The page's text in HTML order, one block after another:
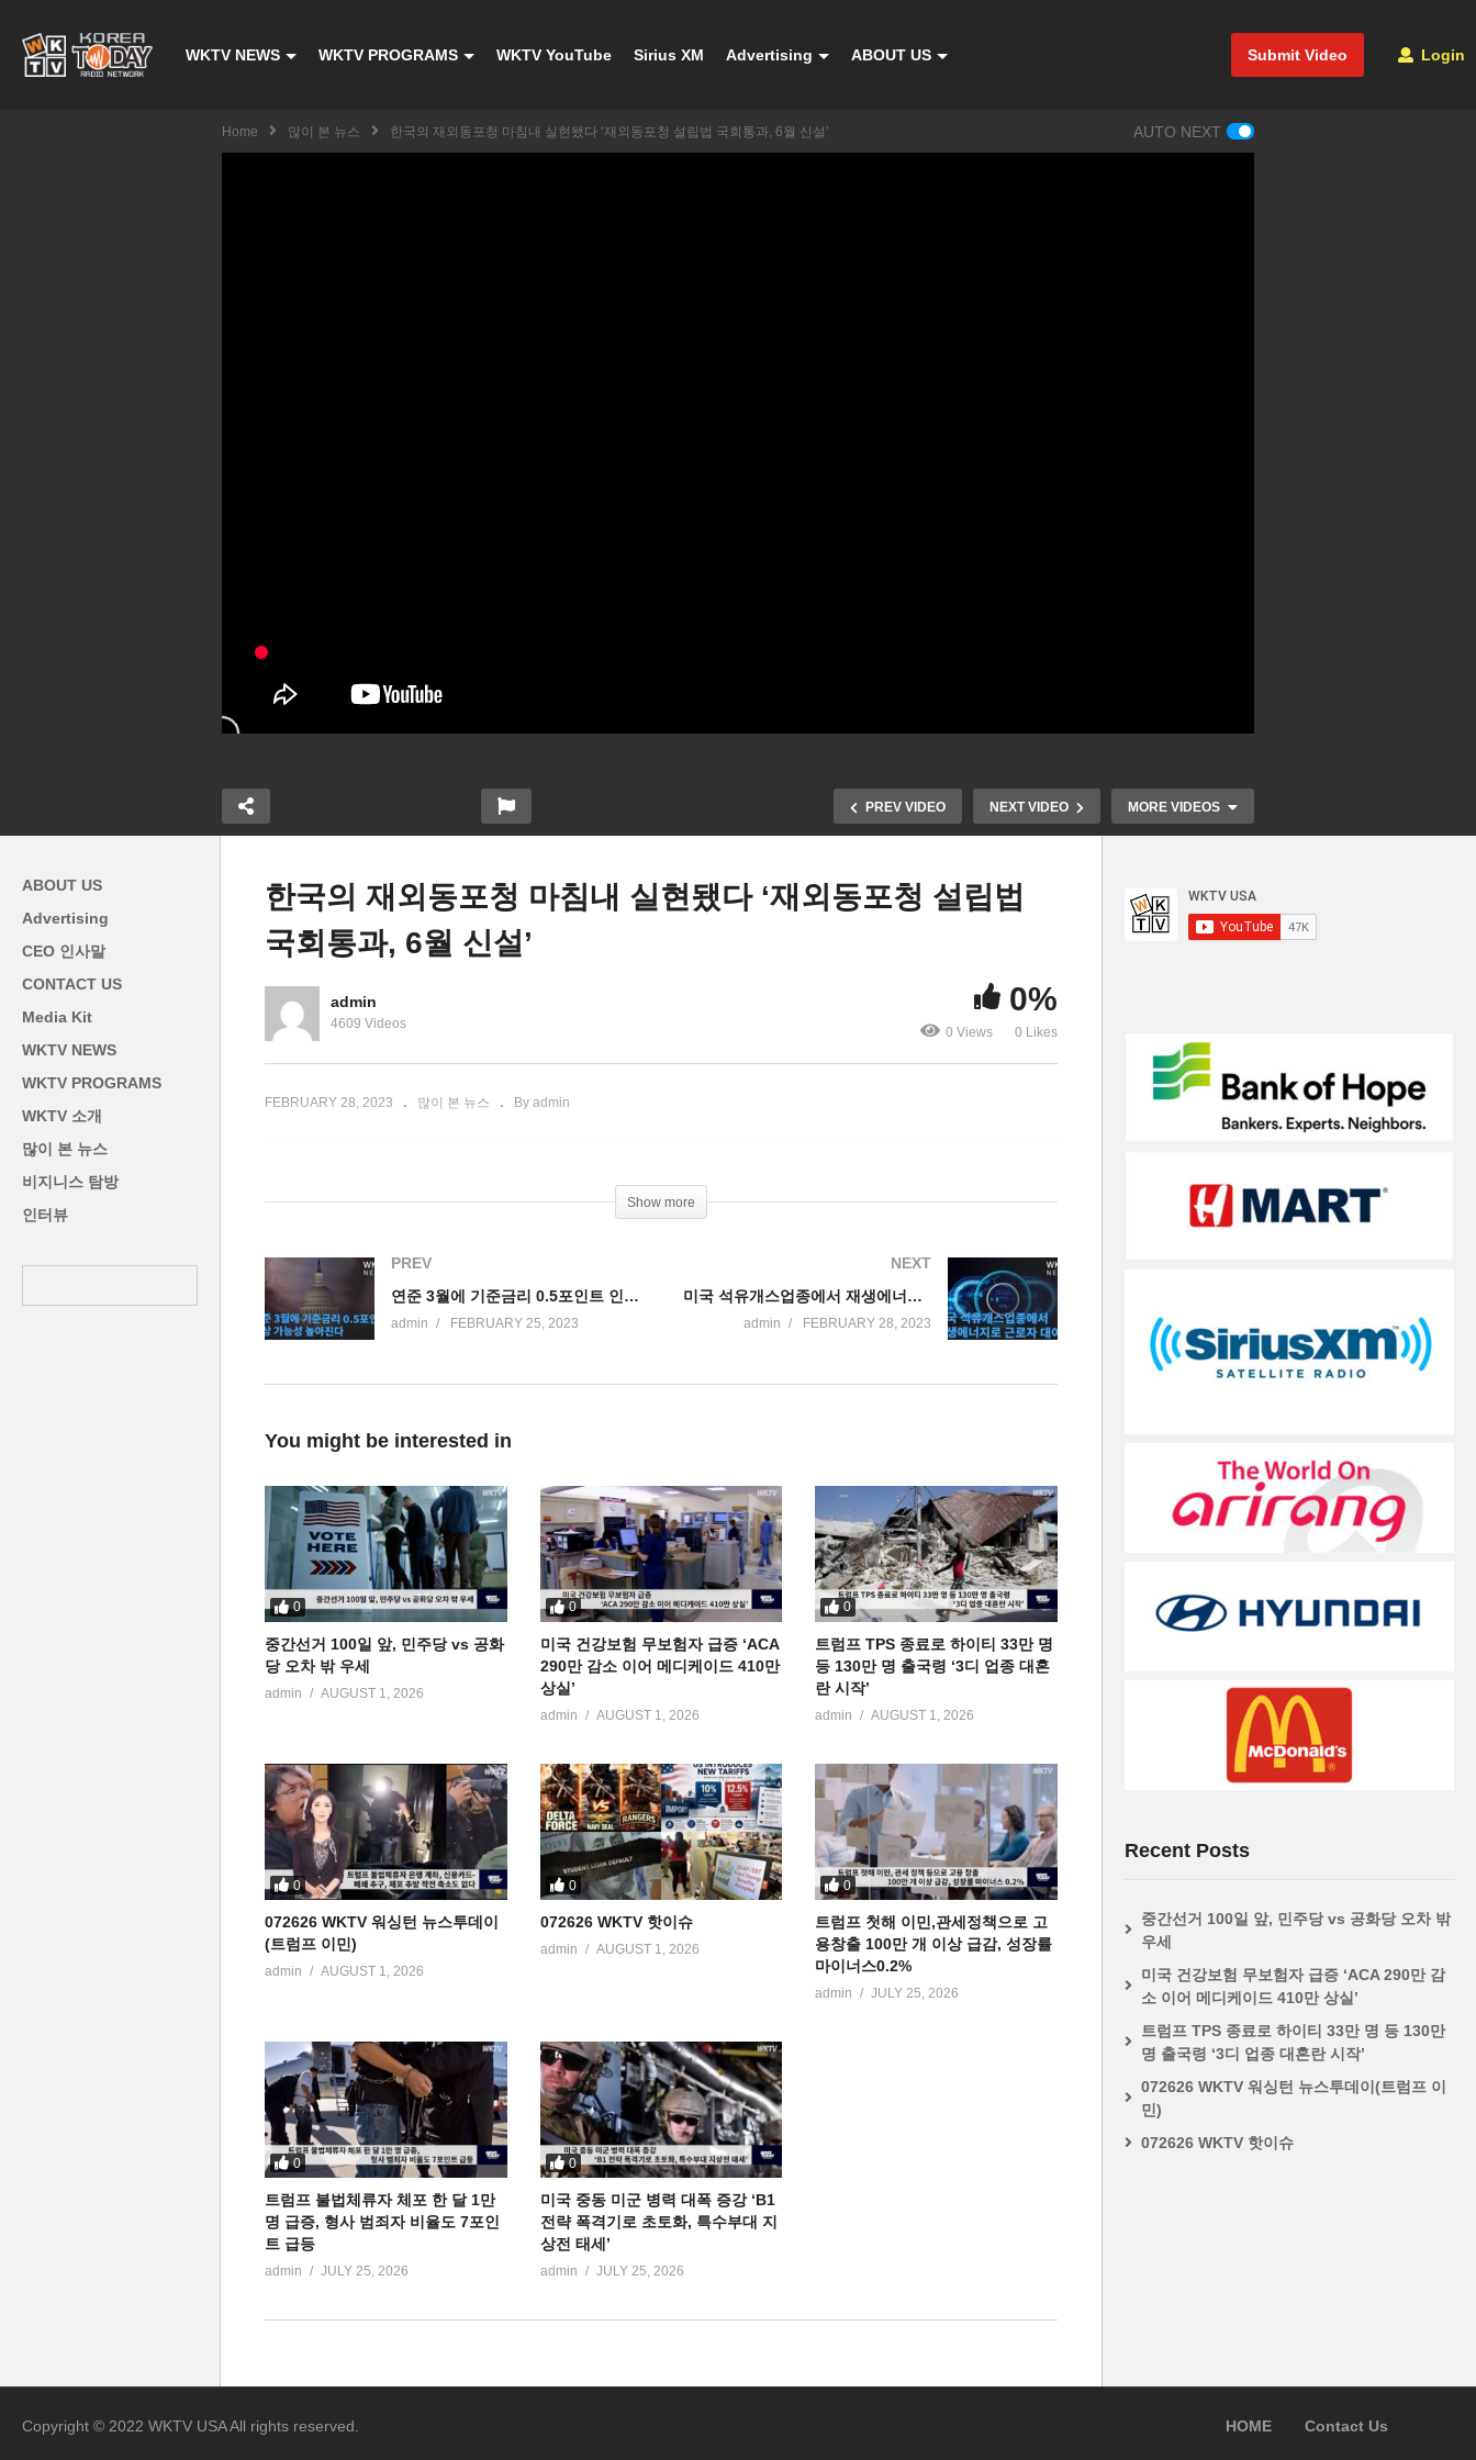
Submit Video Login
WKTV NEWS WKTV PROGRAMS WKTV YouTube Sirius XM Advertising ABOUT US
Home 많이 본 뉴스 한국의 재외동포청 마침내 실현됐다 ‘재외동포청 설립법 국회통과, 6월 신설’ AUTO NEXT
PREV VIDEO NEXT VIDEO MORE VIDEOS
는 감세 추
바이든 학자융자금 탕감 연방
워싱턴 ‘날씨가 미쳤다’ 2월에
ABOUT US
Advertising
CEO 인사말
CONTACT US
Media Kit
WKTV NEWS
WKTV PROGRAMS
WKTV 소개
많이 본 뉴스
비지니스 탐방
인터뷰
한국의 재외동포청 마침내 실현됐다 ‘재외동포청 설립법
국회통과, 6월 신설’
admin
4609 Videos
0%
0 Views 0 Likes
FEBRUARY 28, 2023 많이 본 뉴스 By admin
Show more
PREV
연준 3월에 기준금리 0.5포인트 인상 가능성 높아진다
admin FEBRUARY 25, 2023
NEXT
미국 석유개스업종에서 재생에너지로 근로자 대이동
admin FEBRUARY 28, 2023
You might be interested in
0
중간선거 100일 앞, 민주당 vs 공화
당 오차 밖 우세
admin AUGUST 1, 2026
0
미국 건강보험 무보험자 급증 ‘ACA
290만 감소 이어 메디케이드 410만
상실’
admin AUGUST 1, 2026
0
트럼프 TPS 종료로 하이티 33만 명
등 130만 명 출국령 ‘3디 업종 대혼
란 시작’
admin AUGUST 1, 2026
0
072626 WKTV 워싱턴 뉴스투데이
(트럼프 이민)
admin AUGUST 1, 2026
0
072626 WKTV 핫이슈
admin AUGUST 1, 2026
0
트럼프 첫해 이민,관세정책으로 고
용창출 100만 개 이상 급감, 성장률
마이너스0.2%
admin JULY 25, 2026
0
트럼프 불법체류자 체포 한 달 1만
명 급증, 형사 범죄자 비율도 7포인
트 급등
admin JULY 25, 2026
0
미국 중동 미군 병력 대폭 증강 ‘B1
전략 폭격기로 초토화, 특수부대 지
상전 태세’
admin JULY 25, 2026
Recent Posts
중간선거 100일 앞, 민주당 vs 공화당 오차 밖
우세
미국 건강보험 무보험자 급증 ‘ACA 290만 감
소 이어 메디케이드 410만 상실’
트럼프 TPS 종료로 하이티 33만 명 등 130만
명 출국령 ‘3디 업종 대혼란 시작’
072626 WKTV 워싱턴 뉴스투데이(트럼프 이
민)
072626 WKTV 핫이슈
Copyright © 2022 WKTV USA All rights reserved. HOME Contact Us